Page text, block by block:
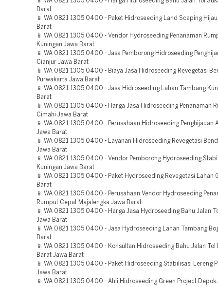
Barat
📱 WA 0821 1305 0400 - Paket Hidroseeding Land Scaping
Barat
📱 WA 0821 1305 0400 - Vendor Hydroseeding Penanaman
Kuningan Jawa Barat
📱 WA 0821 1305 0400 - Jasa Pemborong Hidroseeding
Cianjur Jawa Barat
📱 WA 0821 1305 0400 - Biaya Jasa Hidroseeding Revegetasi
Purwakarta Jawa Barat
📱 WA 0821 1305 0400 - Jasa Hidroseeding Lahan Tambang
Barat
📱 WA 0821 1305 0400 - Harga Jasa Hidroseeding Penanaman
Cimahi Jawa Barat
📱 WA 0821 1305 0400 - Perusahaan Hidroseeding Penghijauan
Jawa Barat
📱 WA 0821 1305 0400 - Layanan Hidroseeding Revegetasi
Jawa Barat
📱 WA 0821 1305 0400 - Vendor Pemborong Hydroseeding
Kuningan Jawa Barat
📱 WA 0821 1305 0400 - Paket Hydroseeding Revegetasi Lahan
Barat
📱 WA 0821 1305 0400 - Perusahaan Vendor Hydroseeding
Rumput Cepat Majalengka Jawa Barat
📱 WA 0821 1305 0400 - Harga Jasa Hydroseeding Bahu Jalan
Jawa Barat
📱 WA 0821 1305 0400 - Jasa Hydroseeding Lahan Tambang
Barat
📱 WA 0821 1305 0400 - Konsultan Hidroseeding Bahu Jalan Tol
Barat Jawa Barat
📱 WA 0821 1305 0400 - Paket Hidroseeding Stabilisasi Lereng
Jawa Barat
📱 WA 0821 1305 0400 - Ahli Hidroseeding Green Project Depok